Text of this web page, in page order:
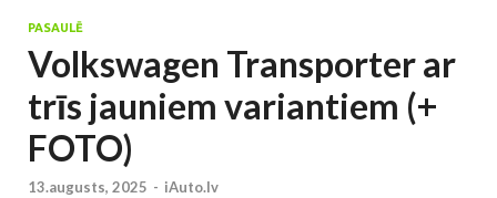
PASAULĒ
Volkswagen Transporter ar
trīs jauniem variantiem (+
FOTO)
13.augusts, 2025 - iAuto.lv